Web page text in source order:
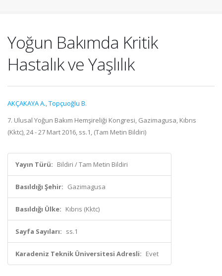
Yoğun Bakımda Kritik
Hastalık ve Yaşlılık
AKÇAKAYA A.,Topçuoğlu B.
7. Ulusal Yoğun Bakım Hemşireliği Kongresi, Gazimagusa, Kıbrıs
(Kktc), 24 - 27 Mart 2016, ss.1, (Tam Metin Bildiri)
Yayın Türü: Bildiri / Tam Metin Bildiri
Basıldığı Şehir: Gazimagusa
Basıldığı Ülke: Kıbrıs (Kktc)
Sayfa Sayıları: ss.1
Karadeniz Teknik Üniversitesi Adresli: Evet